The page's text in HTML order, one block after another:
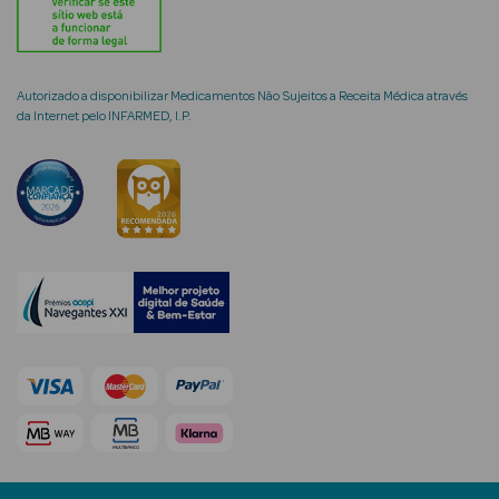
Coffrets
Coffrets de
Mulher
Coffrets de
Autorizado a disponibilizar Medicamentos Não Sujeitos a Receita Médica através
da Internet pelo INFARMED, I.P.